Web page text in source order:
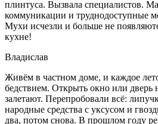
плинтуса. Вызвала специалистов.
коммуникации и труднодоступные
Мухи исчезли и больше не
кухне!
Владислав
Живём в частном доме, и каждое
бедствием. Открыть окно или
залетают. Перепробовали всё:
народные средства с уксусом и
два, потом снова. В прошлом году